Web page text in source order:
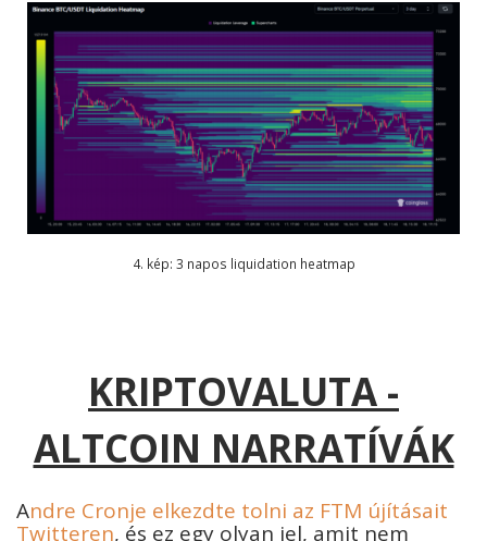
4. kép: 3 napos liquidation heatmap
KRIPTOVALUTA -
ALTCOIN NARRATÍVÁK
Andre Cronje elkezdte tolni az FTM újításait
Twitteren, és ez egy olyan jel, amit nem